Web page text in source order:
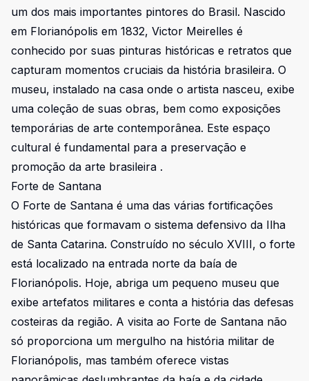
um dos mais importantes pintores do Brasil. Nascido
em Florianópolis em 1832, Victor Meirelles é
conhecido por suas pinturas históricas e retratos que
capturam momentos cruciais da história brasileira. O
museu, instalado na casa onde o artista nasceu, exibe
uma coleção de suas obras, bem como exposições
temporárias de arte contemporânea. Este espaço
cultural é fundamental para a preservação e
promoção da arte brasileira .
Forte de Santana
O Forte de Santana é uma das várias fortificações
históricas que formavam o sistema defensivo da Ilha
de Santa Catarina. Construído no século XVIII, o forte
está localizado na entrada norte da baía de
Florianópolis. Hoje, abriga um pequeno museu que
exibe artefatos militares e conta a história das defesas
costeiras da região. A visita ao Forte de Santana não
só proporciona um mergulho na história militar de
Florianópolis, mas também oferece vistas